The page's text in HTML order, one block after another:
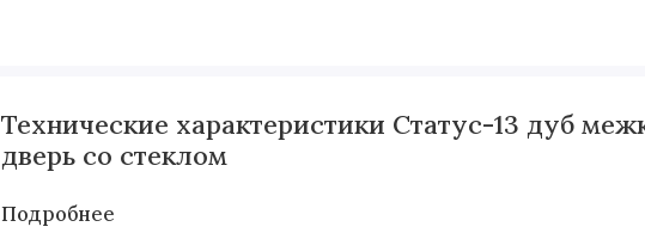
Технические характеристики Статус-13 дуб
дверь со стеклом
Подробнее